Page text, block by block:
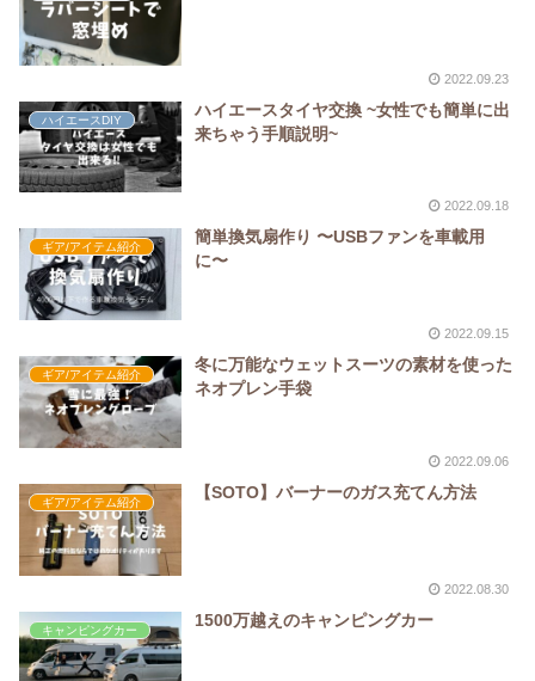
2022.09.23
ハイエースDIY
ハイエースタイヤ交換 ~女性でも簡単に出
来ちゃう手順説明~
2022.09.18
ギア/アイテム紹介
簡単換気扇作り 〜USBファンを車載用
に〜
2022.09.15
ギア/アイテム紹介
冬に万能なウェットスーツの素材を使った
ネオプレン手袋
2022.09.06
ギア/アイテム紹介
【SOTO】バーナーのガス充てん方法
2022.08.30
キャンピングカー
1500万越えのキャンピングカー